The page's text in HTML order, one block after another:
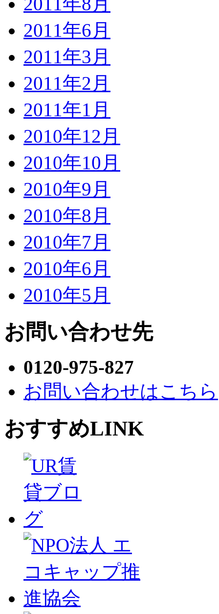
2011年6月
2011年3月
2011年2月
2011年1月
2010年12月
2010年10月
2010年9月
2010年8月
2010年7月
2010年6月
2010年5月
お問い合わせ先
0120-975-827
お問い合わせはこちら
おすすめLINK